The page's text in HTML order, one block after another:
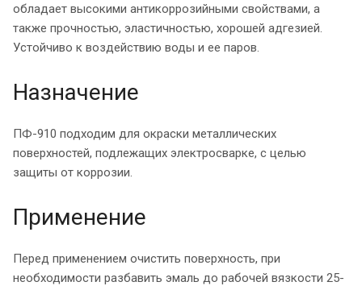
обладает высокими антикоррозийными свойствами, а
также прочностью, эластичностью, хорошей адгезией.
Устойчиво к воздействию воды и ее паров.
Назначение
ПФ-910 подходим для окраски металлических
поверхностей, подлежащих электросварке, с целью
защиты от коррозии.
Применение
Перед применением очистить поверхность, при
необходимости разбавить эмаль до рабочей вязкости 25-